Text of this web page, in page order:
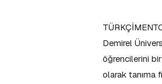
Demirel
öğrencilerini
olarak tanıma